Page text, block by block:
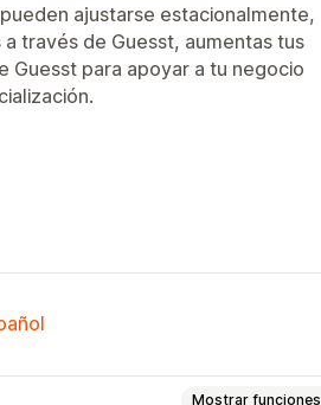
ajustarse estacionalmente,
través de Guesst, aumentas tus
Guesst para apoyar a tu negocio
Mostrar funciones